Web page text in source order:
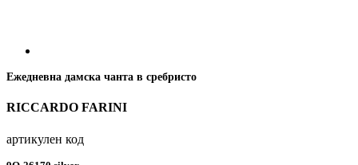
Ежедневна дамска чанта в сребристо
RICCARDO FARINI
артикулен код